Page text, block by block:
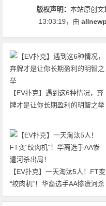
版权声明：本站原创文
13:03:19，由
【EV扑克】遇到这6种情况，弃
牌才是让你长期盈利的明智之举
【EV扑克】一天淘汰5人！FT变
“绞肉机”！华裔选手AA惨遭河杀
出局！